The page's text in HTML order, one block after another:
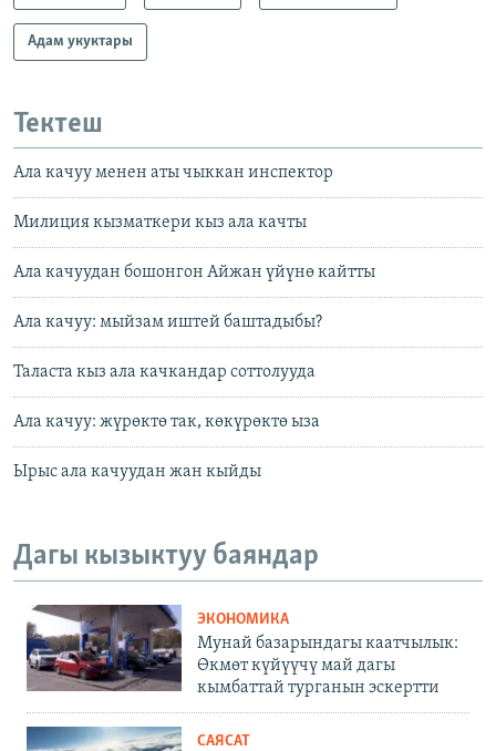
Адам укуктары
Тектеш
Ала качуу менен аты чыккан инспектор
Милиция кызматкери кыз ала качты
Ала качуудан бошонгон Айжан үйүнө кайтты
Ала качуу: мыйзам иштей баштадыбы?
Таласта кыз ала качкандар соттолууда
Ала качуу: жүрөктө так, көкүрөктө ыза
Ырыс ала качуудан жан кыйды
Дагы кызыктуу баяндар
ЭКОНОМИКА
Мунай базарындагы каатчылык:
Өкмөт күйүүчү май дагы
кымбаттай турганын эскертти
САЯСАТ